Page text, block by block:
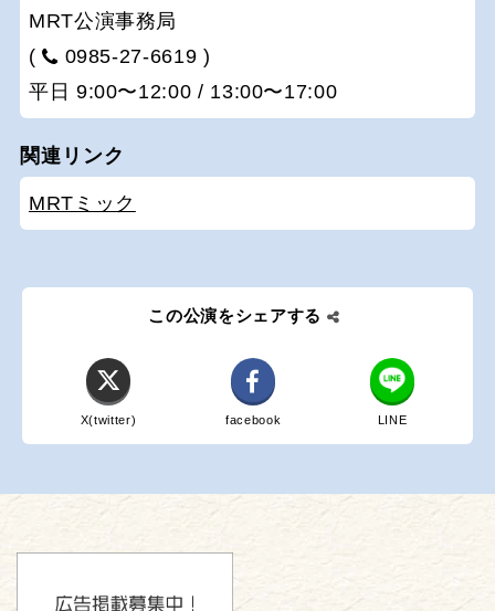
MRT公演事務局
(
0985-27-6619 )
平日 9:00〜12:00 / 13:00〜17:00
関連リンク
MRTミック
この公演をシェアする
X(twitter) facebook LINE